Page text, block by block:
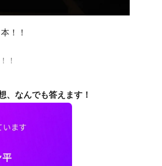
！！
！
、なんでも答えます！